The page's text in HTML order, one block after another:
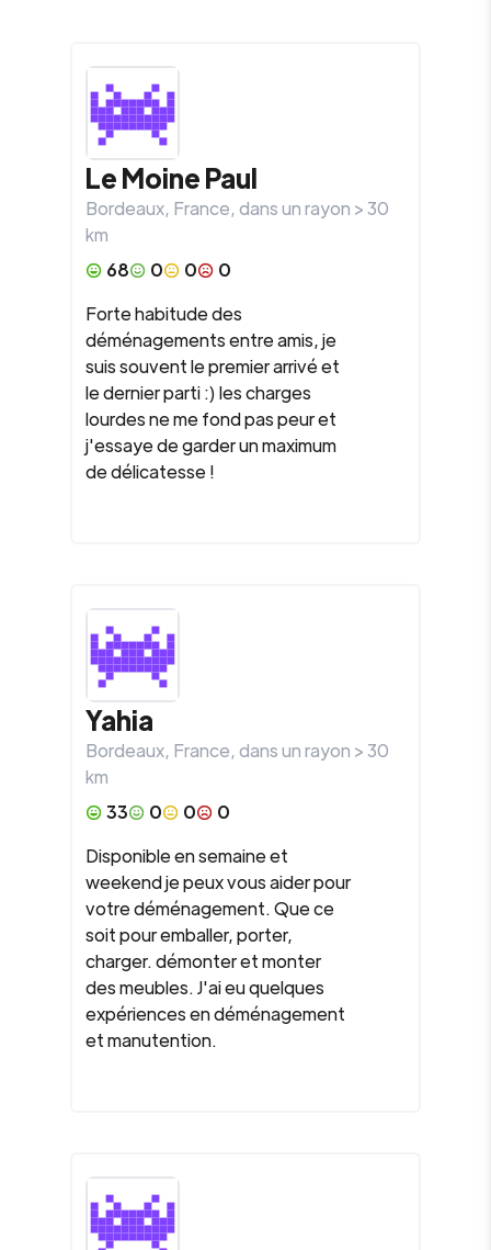
Le MoinePaul
Bordeaux, France, dans un rayon >30
km
68
0 0
0
Forte habitude des
déménagements entre amis, je
suis souvent le premier arrivé et
le dernier parti :) les charges
lourdes ne me fond pas peur et
j'essaye de garder un maximum
de délicatesse !
Yahia
Bordeaux, France, dans un rayon >30
km
33
0 0
0
Disponible en semaine et
weekend je peux vous aider pour
votre déménagement. Que ce
soit pour emballer, porter,
charger. démonter et monter
des meubles. J'ai eu quelques
expériences en déménagement
et manutention.